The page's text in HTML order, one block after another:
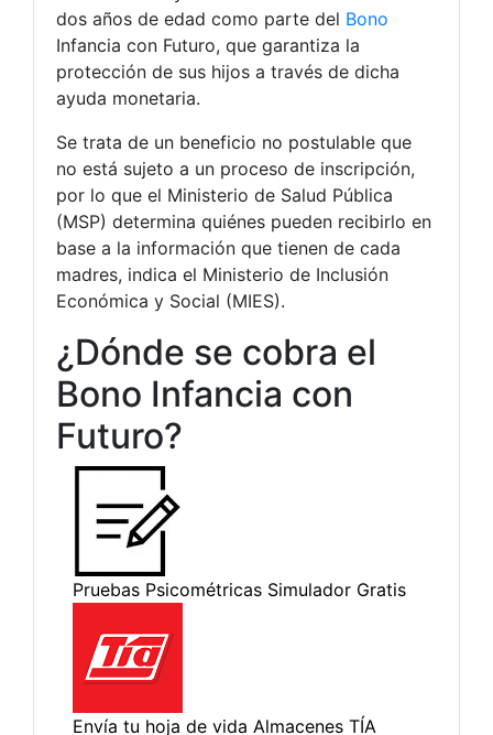
dos años de edad como parte del Bono
Infancia con Futuro, que garantiza la
protección de sus hijos a través de dicha
ayuda monetaria.
Se trata de un beneficio no postulable que
no está sujeto a un proceso de inscripción,
por lo que el Ministerio de Salud Pública
(MSP) determina quiénes pueden recibirlo en
base a la información que tienen de cada
madres, indica el Ministerio de Inclusión
Económica y Social (MIES).
¿Dónde se cobra el
Bono Infancia con
Futuro?